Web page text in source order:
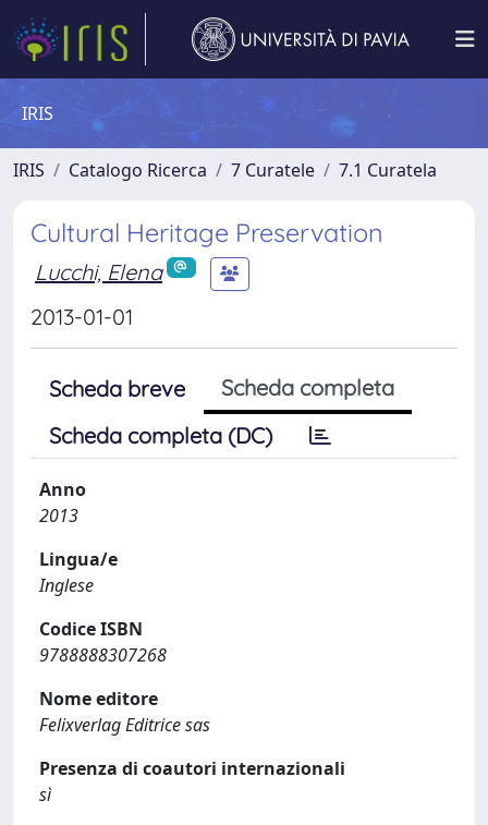
IRIS
IRIS Catalogo Ricerca 7 Curatele 7.1 Curatela
Cultural Heritage Preservation
Lucchi, Elena
2013-01-01
Scheda breve
Scheda completa
Scheda completa (DC)
Anno
2013
Lingua/e
Inglese
Codice ISBN
9788888307268
Nome editore
Felixverlag Editrice sas
Presenza di coautori internazionali
sì